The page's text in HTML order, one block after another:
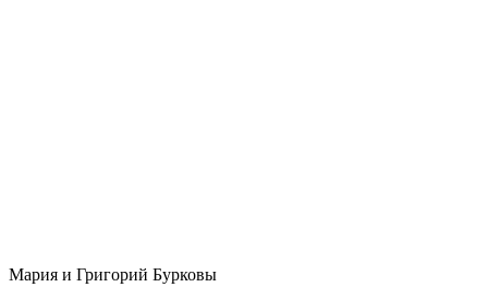
Мария и Григорий Бурковы